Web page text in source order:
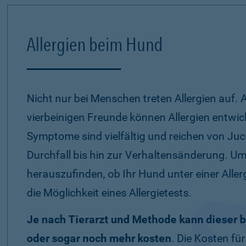
Allergien beim Hund
Nicht nur bei Menschen treten Allergien auf.
vierbeinigen Freunde können Allergien
Symptome sind vielfältig und reichen von
Durchfall bis hin zur Verhaltensänderung. Um
herauszufinden, ob Ihr Hund unter einer
die Möglichkeit eines Allergietests.
Je nach Tierarzt und Methode kann dieser
oder sogar noch mehr kosten. Die Kosten